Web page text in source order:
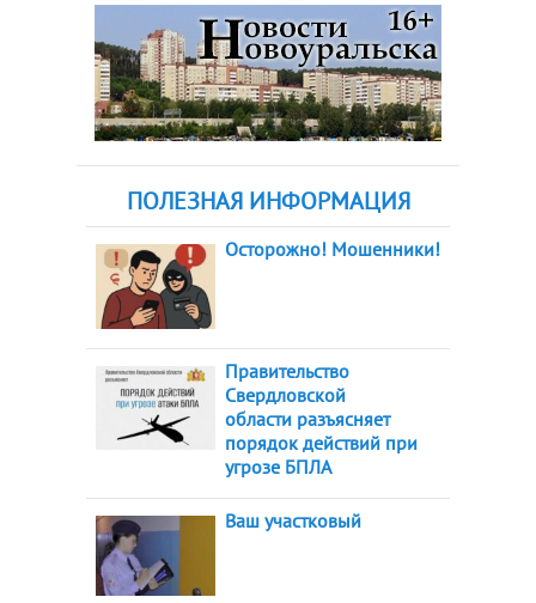
ПОЛЕЗНАЯ ИНФОРМАЦИЯ
Осторожно! Мошенники!
Правительство
Свердловской
области разъясняет
порядок действий при
угрозе БПЛА
Ваш участковый